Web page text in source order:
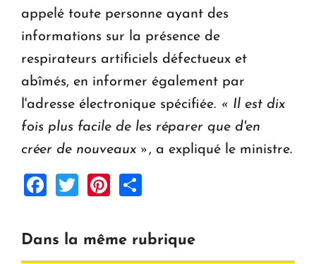
appelé toute personne ayant des
informations sur la présence de
respirateurs artificiels défectueux et
abîmés, en informer également par
l'adresse électronique spécifiée. « Il est dix
fois plus facile de les réparer que d'en
créer de nouveaux », a expliqué le ministre.
Facebook
TwitterPinterest
Dans la même rubrique